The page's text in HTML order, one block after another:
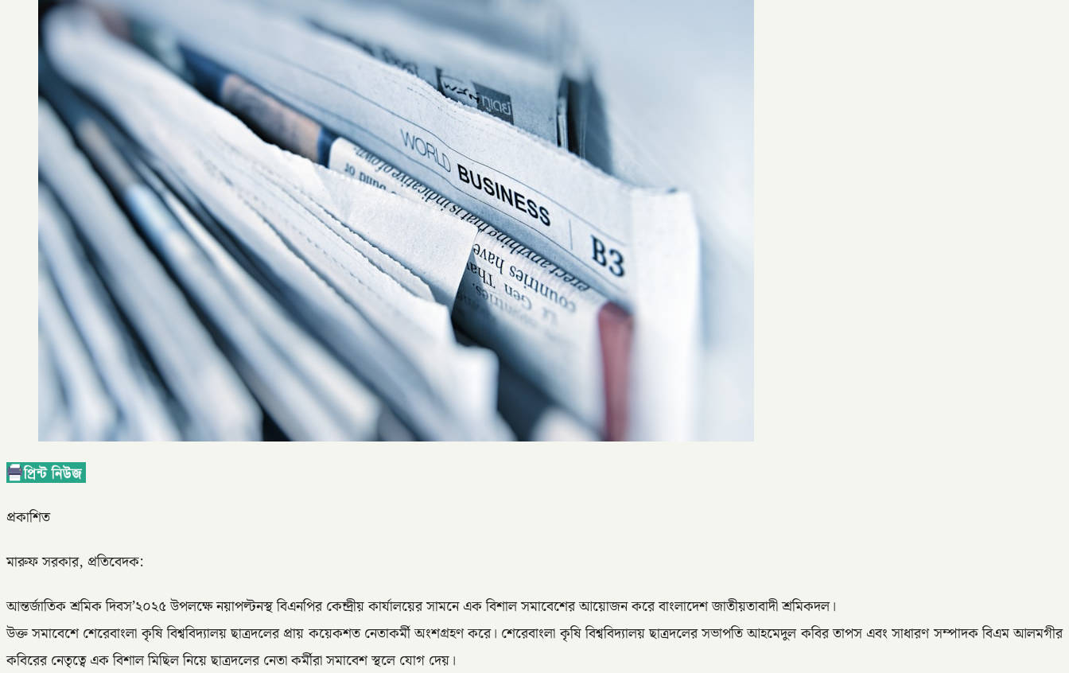
প্রকাশিত
মারুফ সরকার, প্রতিবেদক:
আন্তর্জাতিক শ্রমিক দিবস’২০২৫ উপলক্ষে নয়াপল্টনস্থ বিএনপির কেন্দ্রীয় কার্যালয়ের সামনে এক বিশাল সমাবেশের আয়োজন করে বাংলাদেশ জাতীয়তাবাদী শ্রমিকদল।
উক্ত সমাবেশে শেরেবাংলা কৃষি বিশ্ববিদ্যালয় ছাত্রদলের প্রায় কয়েকশত নেতাকর্মী অংশগ্রহণ করে। শেরেবাংলা কৃষি বিশ্ববিদ্যালয় ছাত্রদলের সভাপতি আহমেদুল কবির তাপস এবং সাধারণ সম্পাদক বিএম আলমগীর
কবিরের নেতৃত্বে এক বিশাল মিছিল নিয়ে ছাত্রদলের নেতা কর্মীরা সমাবেশ স্থলে যোগ দেয়।